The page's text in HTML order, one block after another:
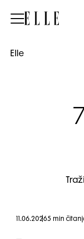
Elle
Elle
11.06.20265 min